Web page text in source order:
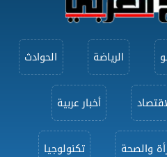
الرياضة الحوادث
أخبار عربية
والصحة تكنولوجيا